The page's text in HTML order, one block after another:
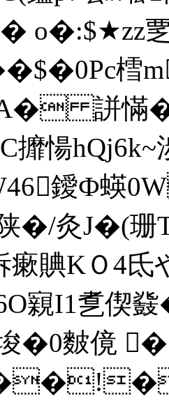
o�:$★zz覂
樰
誁慲
攠愓
鑀Ф蝧
灸J�(珊T
瘶賟KＯ4氐
寴I1乽偰
�0麬傹